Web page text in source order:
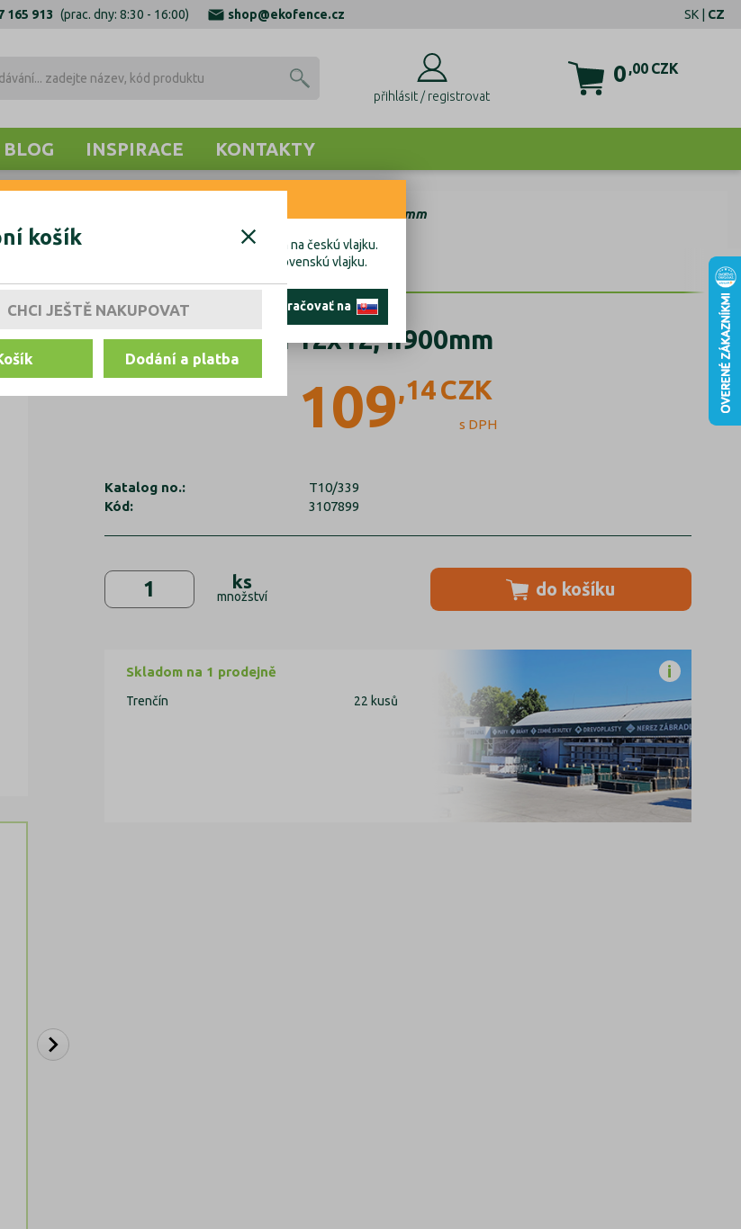
165 913 (prac. dny: 8:30 - 16:00) shop@ekofence.cz SK | CZ
přihlásit / registrovat
0 ,00 CZK
BLOG INSPIRACE KONTAKTY
košík
CHCI JEŠTĚ NAKUPOVAT
Dodání a platba
Výplň zábradlí 12x12, h900mm
Výplň zábradlí 12x12, h900mm
109,14CZK
s DPH
Katalog no.:
T10/339
Kód:
3107899
ks
množství do košíku
Skladom na 1 prodejně
Trenčín 22 kusů
objednávku do Českej republiky, kliknite prosím na českú vlajku.
objednávku na Slovensko, kliknite prosím na slovenskú vlajku.
pokračovať na